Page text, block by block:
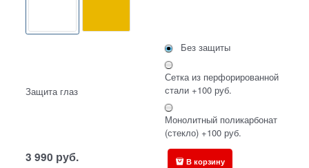
Защита глаз
Без защиты
Сетка из перфорированной
стали +100 руб.
Монолитный поликарбонат
(стекло) +100 руб.
3 990 руб. В корзину